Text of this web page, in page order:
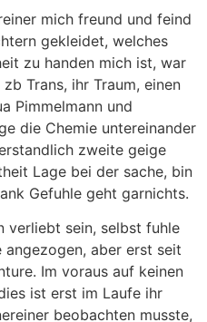
mich freund und feind
gekleidet, welches
zu handen mich ist, war
Trans, ihr Traum, einen
Pimmelmann und
die Chemie untereinander
zweite geige
Lage bei der sache, bin
Gefuhle geht garnichts.
verliebt sein, selbst fuhle
aber erst seit
Im voraus auf keinen
ist erst im Laufe ihr
beobachten musste,